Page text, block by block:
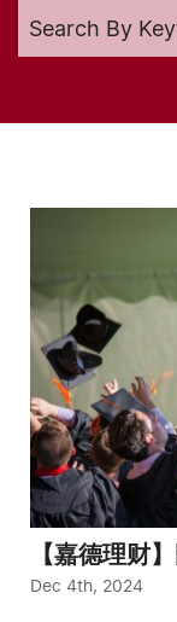
【嘉德理财
Dec 4th, 2024